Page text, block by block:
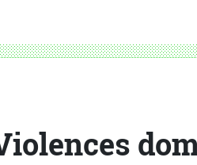
protéger et prévenir